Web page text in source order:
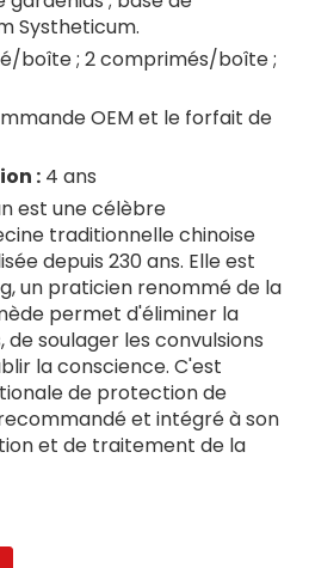
Systheticum.
boîte ; 2 comprimés/boîte ;
OEM et le forfait de
:4 ans
est une célèbre
traditionnelle chinoise
depuis 230 ans. Elle est
un praticien renommé de la
permet d'éliminer la
soulager les convulsions
la conscience. C'est
de protection de
et intégré à son
et de traitement de la